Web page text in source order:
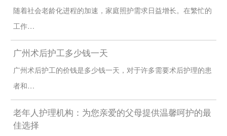
随着社会老龄化进程的加速，家庭照护需求日益增长。在繁忙的
工作…
广州术后护工多少钱一天
广州术后护工的价钱是多少钱一天，对于许多需要术后护理的患
者和…
老年人护理机构：为您亲爱的父母提供温馨呵护的最
佳选择